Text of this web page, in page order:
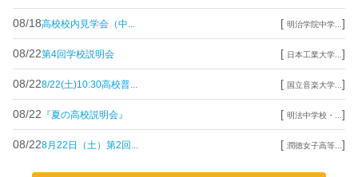
08/18高校校内見学会（中... [ 明治学院中学... ]
08/22第4回学校説明会 [ 日本工業大学... ]
08/228/22(土)10:30高校普... [ 国立音楽大学... ]
08/22 『夏の高校説明会』 [ 明法中学校・... ]
08/228月22日（土）第2回... [ 潤徳女子高等... ]